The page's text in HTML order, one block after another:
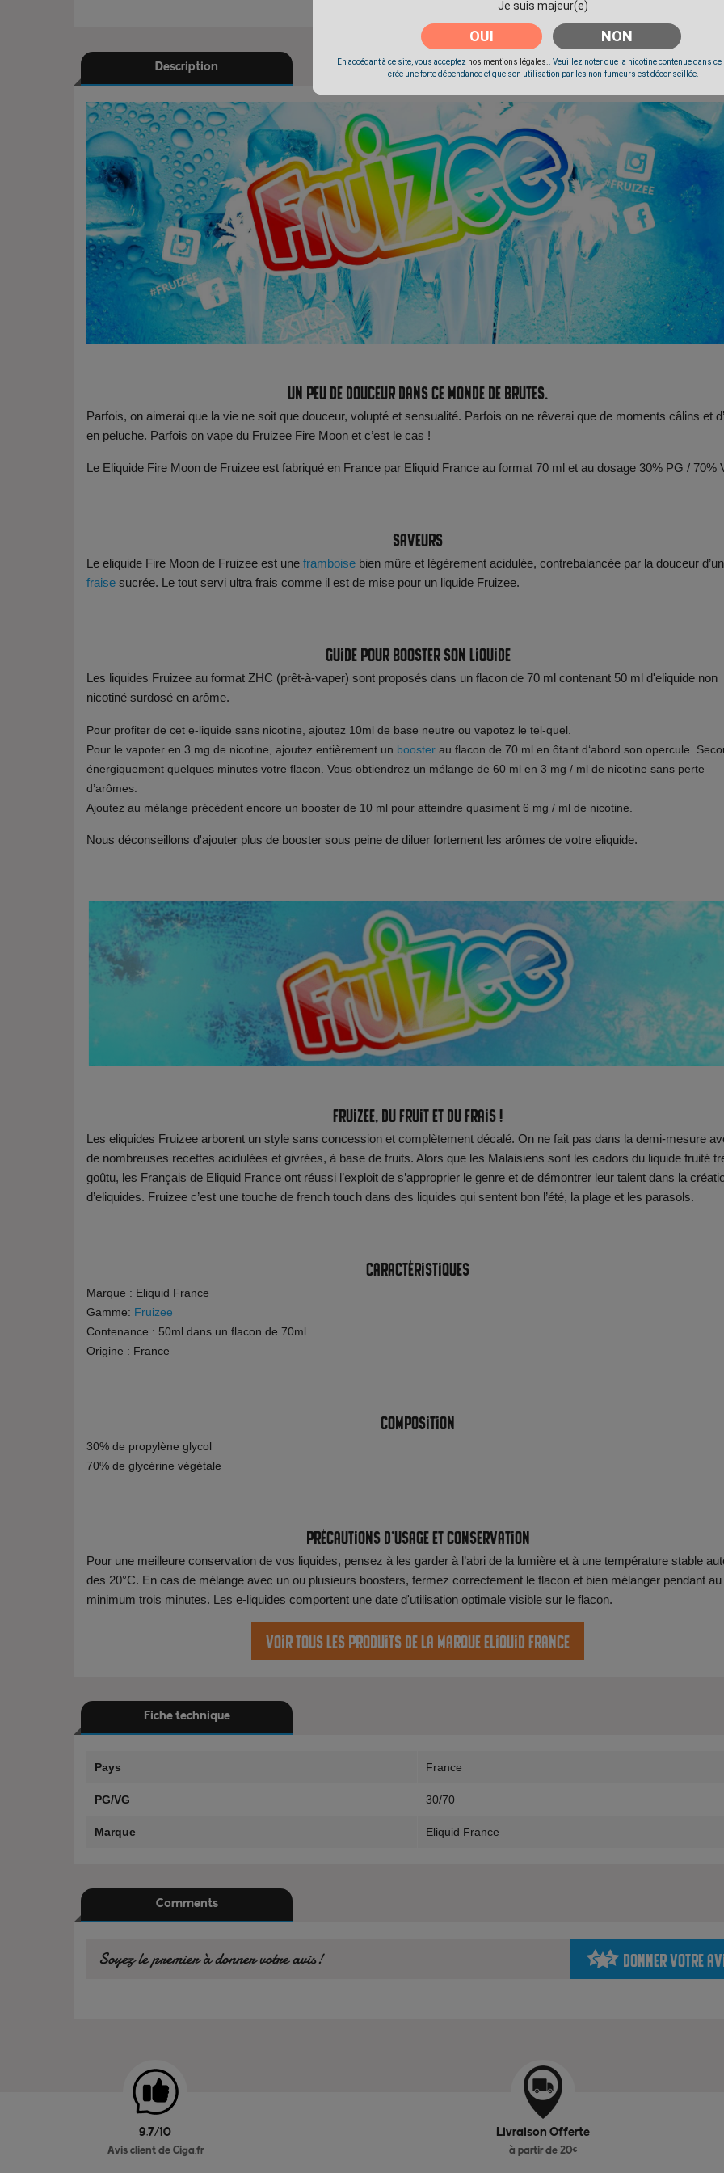
Je suis majeur(e)
OUI NON
En accédant à ce site, vous acceptez nos mentions légales.. Veuillez noter que la nicotine contenue dans
crée une forte dépendance et que son utilisation par les non-fumeurs est déconseillée.
Description
Un peu de douceur dans ce monde de brutes.
Parfois, on aimerai que la vie ne soit que douceur, volupté et sensualité. Parfois on ne rêverai que de moments câlins et
en peluche. Parfois on vape du Fruizee Fire Moon et c’est le cas !
Le Eliquide Fire Moon de Fruizee est fabriqué en France par Eliquid France au format 70 ml et au dosage 30% PG / 70%
Saveurs
Le eliquide Fire Moon de Fruizee est une framboise bien mûre et légèrement acidulée, contrebalancée par la douceur
fraise sucrée. Le tout servi ultra frais comme il est de mise pour un liquide Fruizee.
Guide pour booster son liquide
Les liquides Fruizee au format ZHC (prêt-à-vaper) sont proposés dans un flacon de 70 ml contenant 50 ml d'eliquide non
nicotiné surdosé en arôme.
Pour profiter de cet e-liquide sans nicotine, ajoutez 10ml de base neutre ou vapotez le tel-quel.
Pour le vapoter en 3 mg de nicotine, ajoutez entièrement un booster au flacon de 70 ml en ôtant d‘abord son opercule.
énergiquement quelques minutes votre flacon. Vous obtiendrez un mélange de 60 ml en 3 mg / ml de nicotine sans perte
d’arômes.
Ajoutez au mélange précédent encore un booster de 10 ml pour atteindre quasiment 6 mg / ml de nicotine.
Nous déconseillons d'ajouter plus de booster sous peine de diluer fortement les arômes de votre eliquide.
Fruizee, du fruit et du frais !
Les eliquides Fruizee arborent un style sans concession et complètement décalé. On ne fait pas dans la demi-mesure
de nombreuses recettes acidulées et givrées, à base de fruits. Alors que les Malaisiens sont les cadors du liquide fruité
goûtu, les Français de Eliquid France ont réussi l’exploit de s’approprier le genre et de démontrer leur talent dans la
d’eliquides. Fruizee c’est une touche de french touch dans des liquides qui sentent bon l’été, la plage et les parasols.
Caractéristiques
Marque : Eliquid France
Gamme: Fruizee
Contenance : 50ml dans un flacon de 70ml
Origine : France
Composition
30% de propylène glycol
70% de glycérine végétale
Précautions d'usage et conservation
Pour une meilleure conservation de vos liquides, pensez à les garder à l’abri de la lumière et à une température stable
des 20°C. En cas de mélange avec un ou plusieurs boosters, fermez correctement le flacon et bien mélanger pendant au
minimum trois minutes. Les e-liquides comportent une date d'utilisation optimale visible sur le flacon.
Voir tous les produits de la marque Eliquid France
Fiche technique
Pays France
PG/VG 30/70
Marque Eliquid France
Comments
Soyez le premier à donner votre avis! Donner votre
9.7/10
Avis client de Ciga.fr
Livraison Offerte
à partir de 20€